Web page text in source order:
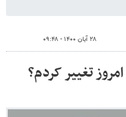
۲۸ آبان ۱۴۰۰ - ۰۹:۴۸
تغییر کردم؟